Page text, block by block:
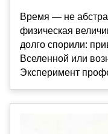
Время — не
физическая
долго спорили:
Вселенной или
Эксперимент